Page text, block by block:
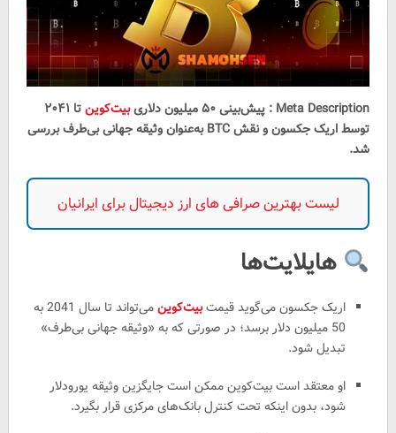
Meta Description : پیش‌بینی ۵۰ میلیون دلاری بیت‌کوین
تا ۲۰۴۱
توسط اریک جکسون و نقش BTC به‌عنوان وثیقه جهانی بی‌طرف بررسی
شد.
لیست بهترین صرافی های ارز دیجیتال برای ایرانیان
هایلایت‌ها
اریک جکسون می‌گوید قیمتبیت‌کوین
می‌تواند تا سال 2041 به
50 میلیون دلار برسد؛ در صورتی که به «وثیقه جهانی بی‌طرف»
تبدیل شود.
او معتقد است بیت‌کوین ممکن است جایگزین وثیقه یورودلار
شود، بدون اینکه تحت کنترل بانک‌های مرکزی قرار بگیرد.